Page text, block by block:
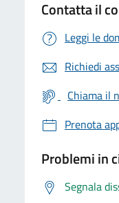
Contatta il
Leggi le
Richiedi
Chiama il
Prenota
Problemi in
Segnala